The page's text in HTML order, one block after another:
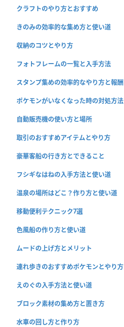
クラフトのやり方とおすすめ
きのみの効率的な集め方と使い道
収納のコツとやり方
フォトフレームの一覧と入手方法
スタンプ集めの効率的なやり方と報酬
ポケモンがいなくなった時の対処方法
自動販売機の使い方と場所
取引のおすすめアイテムとやり方
豪華客船の行き方とできること
フシギなはねの入手方法と使い道
温泉の場所はどこ？作り方と使い道
移動便利テクニック7選
色風船の作り方と使い道
ムードの上げ方とメリット
連れ歩きのおすすめポケモンとやり方
えのぐの入手方法と使い道
ブロック素材の集め方と置き方
水車の回し方と作り方